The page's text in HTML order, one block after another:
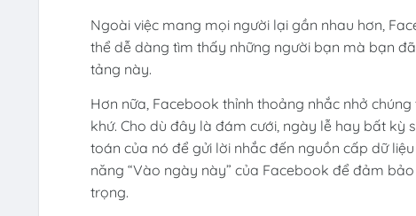
Ngoài việc mang mọi người lại gần nhau hơn,
thể dễ dàng tìm thấy những người bạn mà bạn
tảng này.
Hơn nữa, Facebook thỉnh thoảng nhắc nhở
khứ. Cho dù đây là đám cưới, ngày lễ hay bất kỳ
toán của nó để gửi lời nhắc đến nguồn cấp dữ
năng “Vào ngày này” của Facebook để đảm
trọng.